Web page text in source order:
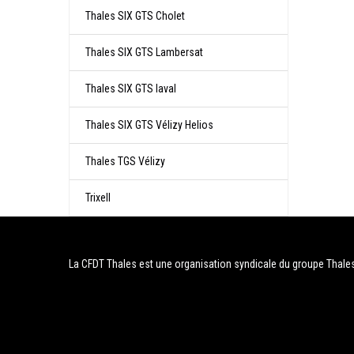
Thales SIX GTS Cholet
Thales SIX GTS Lambersat
Thales SIX GTS laval
Thales SIX GTS Vélizy Helios
Thales TGS Vélizy
Trixell
La CFDT Thales est une organisation syndicale du groupe